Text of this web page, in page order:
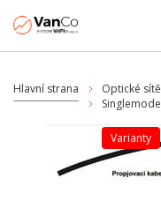
Hlavní strana Optické sítě
Singlemode
varianty